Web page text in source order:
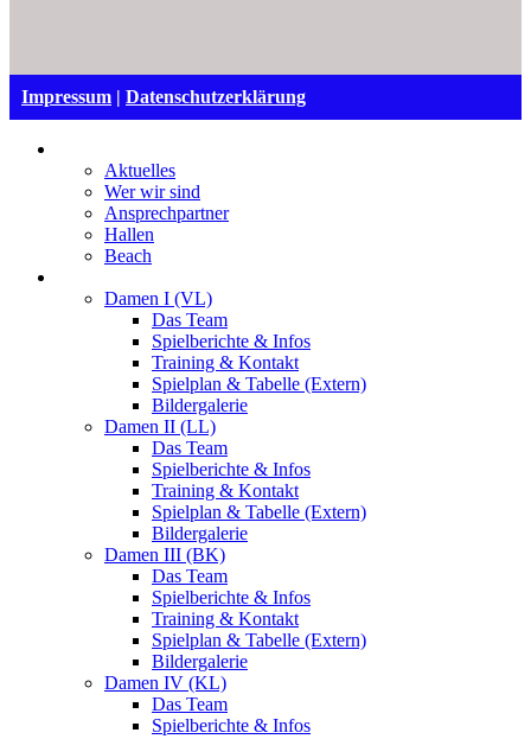
Impressum | Datenschutzerklärung
Aktuelles
Wer wir sind
Ansprechpartner
Hallen
Beach
Damen I (VL)
Das Team
Spielberichte & Infos
Training & Kontakt
Spielplan & Tabelle (Extern)
Bildergalerie
Damen II (LL)
Das Team
Spielberichte & Infos
Training & Kontakt
Spielplan & Tabelle (Extern)
Bildergalerie
Damen III (BK)
Das Team
Spielberichte & Infos
Training & Kontakt
Spielplan & Tabelle (Extern)
Bildergalerie
Damen IV (KL)
Das Team
Spielberichte & Infos